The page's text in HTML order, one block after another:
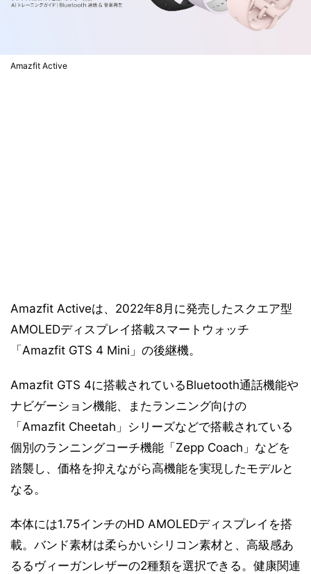
Amazfit Active
Amazfit Activeは、2022年8月に発売したスクエア型
AMOLEDディスプレイ搭載スマートウォッチ
「Amazfit GTS 4 Mini」の後継機。
Amazfit GTS 4に搭載されているBluetooth通話機能や
ナビゲーション機能、またランニング向けの
「Amazfit Cheetah」シリーズなどで搭載されている
個別のランニングコーチ機能「Zepp Coach」などを
踏襲し、価格を抑えながら高機能を実現したモデルと
なる。
本体には1.75インチのHD AMOLEDディスプレイを搭
載。バンド素材は柔らかいシリコン素材と、高級感あ
るるヴィーガンレザーの2種類を選択できる。健康関連